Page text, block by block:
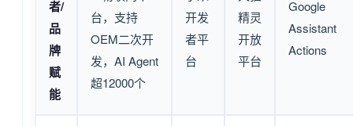
者/
品
牌
赋
能
台，支持
OEM二次开
发，AI Agent
超12000个
开发
者平
台
精灵
开放
平台
Google
Assistant
Actions